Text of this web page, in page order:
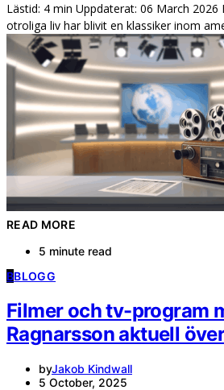
Lästid: 4 min Uppdaterat: 06 March
otroliga liv har blivit en klassiker inom
READ MORE
5 minute read
BBLOGG
Filmer och tv-program
Ragnarsson aktuell
byJakob Kindwall
5 October, 2025